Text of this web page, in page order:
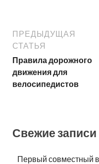
ПРЕДЫДУЩАЯ
СТАТЬЯ
Правила дорожного
движения для
велосипедистов
Свежие записи
Первый совместный